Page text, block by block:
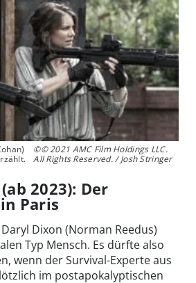
©© 2021 AMC Film Holdings LLC.
All Rights Reserved. / Josh Stringer
2023): Der
Paris
Dixon (Norman Reedus)
Typ Mensch. Es dürfte also
wenn der Survival-Experte aus
im postapokalyptischen